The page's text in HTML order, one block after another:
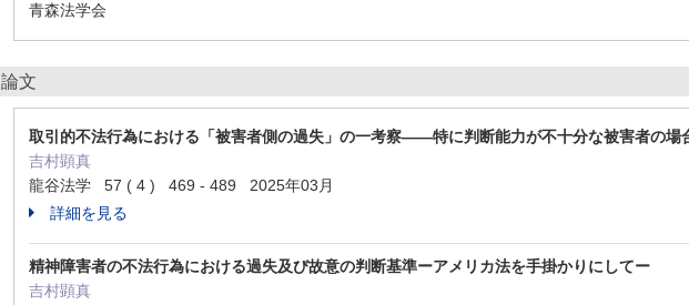
青森法学会
論文
取引的不法行為における「被害者側の過失」の一考察――特に判断能力が不十分な被害者の
吉村顕真
龍谷法学 57 ( 4 ) 469 - 489 2025年03月
詳細を見る
精神障害者の不法行為における過失及び故意の判断基準ーアメリカ法を手掛かりにしてー
吉村顕真